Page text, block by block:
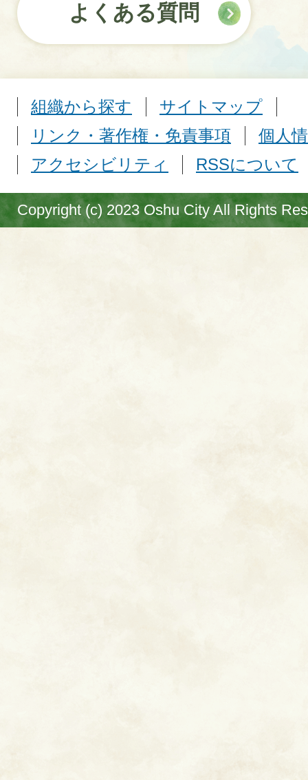
よくある質問
組織から探す
サイトマップ
リンク・著作権・免責事項
個人
アクセシビリティ
RSSについて
Copyright (c) 2023 Oshu City All Rights